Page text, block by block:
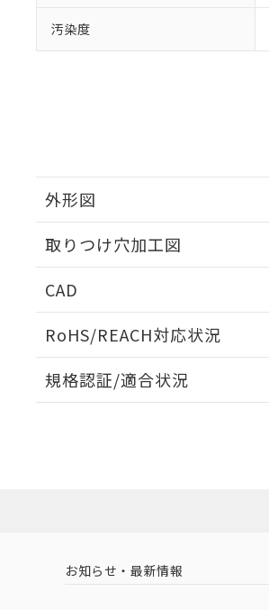
汚染度
外形図
取りつけ穴加工図
CAD
RoHS/REACH対応状況
EU RoHS 注意事項・凡例
中国 RoHS 注意事項・凡例
規格認証/適合状況
お知らせ・最新情報